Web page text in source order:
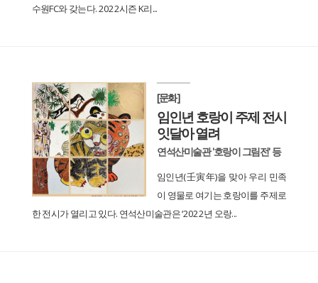
수원FC와 갖는다. 2022시즌 K리...
[문화]
임인년 호랑이 주제 전시
잇달아 열려
연석산미술관 '호랑이 그림전' 등
임인년(壬寅年)을 맞아 우리 민족
이 영물로 여기는 호랑이를 주제로
한 전시가 열리고 있다. 연석산미술관은 ‘2022년 오랑...